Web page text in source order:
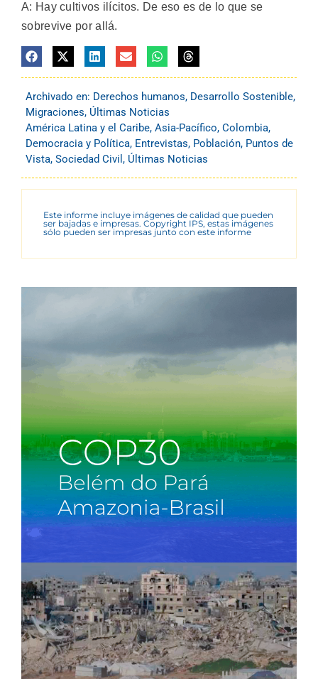
A: Hay cultivos ilícitos. De eso es de lo que se
sobrevive por allá.
Archivado en: Derechos humanos, Desarrollo Sostenible,
Migraciones, Últimas Noticias
América Latina y el Caribe, Asia-Pacífico, Colombia,
Democracia y Política, Entrevistas, Población, Puntos de
Vista, Sociedad Civil , Últimas Noticias
Este informe incluye imágenes de calidad que pueden
ser bajadas e impresas. Copyright IPS, estas imágenes
sólo pueden ser impresas junto con este informe